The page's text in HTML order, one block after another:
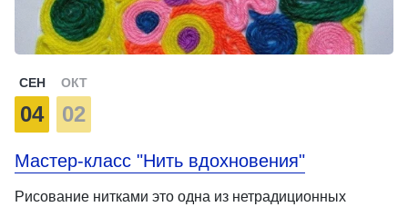
СЕН
04
ОКТ
02
Мастер-класс "Нить вдохновения"
Рисование нитками это одна из нетрадиционных